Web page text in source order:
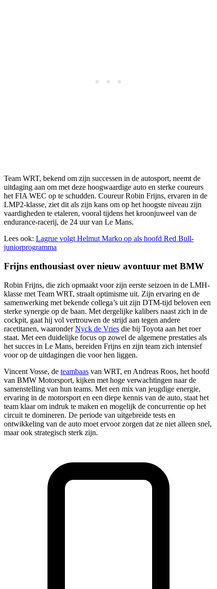
Team WRT, bekend om zijn successen in de autosport, neemt de
uitdaging aan om met deze hoogwaardige auto en sterke coureurs
het FIA WEC op te schudden. Coureur Robin Frijns, ervaren in de
LMP2-klasse, ziet dit als zijn kans om op het hoogste niveau zijn
vaardigheden te etaleren, vooral tijdens het kroonjuweel van de
endurance-racerij, de 24 uur van Le Mans.
Lees ook: Lagrue volgt Helmut Marko op als hoofd Red Bull-
juniorprogramma
Frijns enthousiast over nieuw avontuur met BMW
Robin Frijns, die zich opmaakt voor zijn eerste seizoen in de LMH-
klasse met Team WRT, straalt optimisme uit. Zijn ervaring en de
samenwerking met bekende collega’s uit zijn DTM-tijd beloven een
sterke synergie op de baan. Met dergelijke kalibers naast zich in de
cockpit, gaat hij vol vertrouwen de strijd aan tegen andere
racetitanen, waaronderNyck de Vries die bij Toyota aan het roer
staat. Met een duidelijke focus op zowel de algemene prestaties als
het succes in Le Mans, bereiden Frijns en zijn team zich intensief
voor op de uitdagingen die voor hen liggen.
Vincent Vosse, de teambaas van WRT, en Andreas Roos, het hoofd
van BMW Motorsport, kijken met hoge verwachtingen naar de
samenstelling van hun teams. Met een mix van jeugdige energie,
ervaring in de motorsport en een diepe kennis van de auto, staat het
team klaar om indruk te maken en mogelijk de concurrentie op het
circuit te domineren. De periode van uitgebreide tests en
ontwikkeling van de auto moet ervoor zorgen dat ze niet alleen snel,
maar ook strategisch sterk zijn.